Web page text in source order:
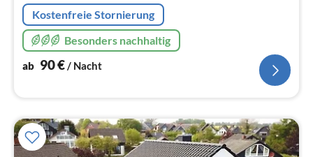
Kostenfreie Stornierung
Besonders nachhaltig
ab 90€/ Nacht